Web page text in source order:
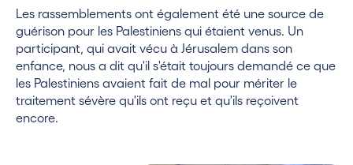
Les rassemblements ont également été une source de
guérison pour les Palestiniens qui étaient venus. Un
participant, qui avait vécu à Jérusalem dans son
enfance, nous a dit qu'il s'était toujours demandé ce que
les Palestiniens avaient fait de mal pour mériter le
traitement sévère qu'ils ont reçu et qu'ils reçoivent
encore.